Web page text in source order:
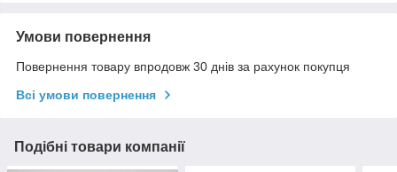
Умови повернення
Повернення товару впродовж 30 днів за рахунок покупця
Всі умови повернення
Подібні товари компанії